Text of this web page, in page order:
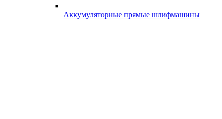
Аккумуляторные прямые шлифмашины